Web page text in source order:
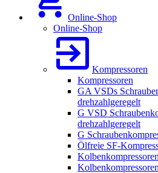
Online-Shop
Online-Shop
Kompressoren
Kompressoren
GA VSDs
drehzahlgeregelt
G VSD
drehzahlgeregelt
G
Ölfreie SF-